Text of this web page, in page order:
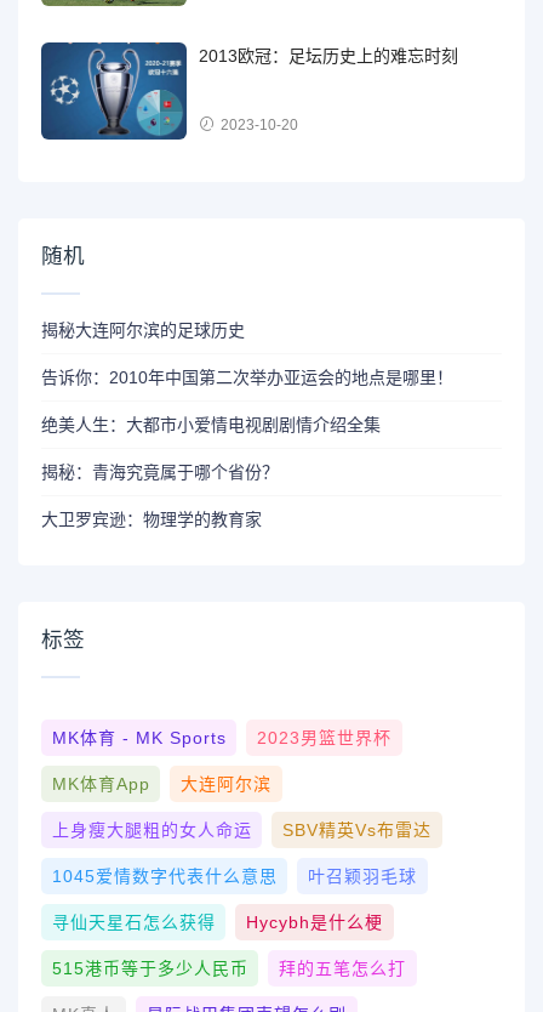
2013欧冠：足坛历史上的难忘时刻
2023-10-20
随机
揭秘大连阿尔滨的足球历史
告诉你：2010年中国第二次举办亚运会的地点是哪里！
绝美人生：大都市小爱情电视剧剧情介绍全集
揭秘：青海究竟属于哪个省份？
大卫罗宾逊：物理学的教育家
标签
MK体育 - MK Sports 2023男篮世界杯
MK体育App 大连阿尔滨
上身瘦大腿粗的女人命运 SBV精英vs布雷达
1045爱情数字代表什么意思 叶召颖羽毛球
寻仙天星石怎么获得 Hycybh是什么梗
515港币等于多少人民币 拜的五笔怎么打